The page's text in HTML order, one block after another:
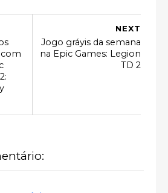
NEXT
Jogo gráyis da semana
na Epic Games: Legion
TD 2
com